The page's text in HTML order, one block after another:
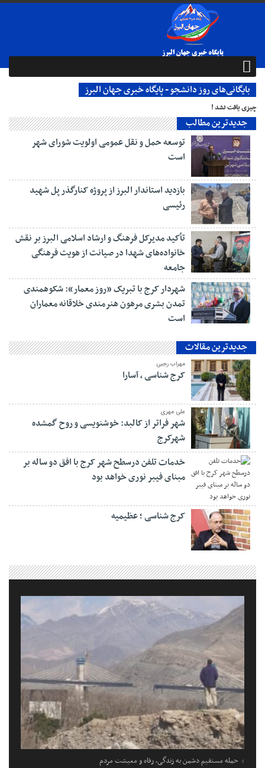
بایگانی‌های روز دانشجو - پایگاه خبری جهان البرز
چیزی یافت نشد !
جدیدترین مطالب
توسعه حمل و نقل عمومی اولویت شورای شهر
است
بازدید استاندار البرز از پروژه کنارگذر پل شهید
رئیسی
تأکید مدیرکل فرهنگ و ارشاد اسلامی البرز بر نقش
خانواده‌های شهدا در صیانت از هویت فرهنگی
جامعه
شهردار کرج با تبریک «روز معمار»: شکوهمندی
تمدن بشری مرهون هنرمندی خلاقانه معماران
است
جدیدترین مقالات
مهراب رجبی
کرج شناسی ، آسارا
علی مهری
شهر فراتر از کالبد: خوشنویسی و روح گمشده
شهرکرج
خدمات تلفن درسطح شهر کرج با افق دو ساله بر
مبنای فیبر نوری خواهد بود
کرج شناسی ؛ عظیمیه
حمله مستقیم دشمن به زندگی، رفاه و معیشت مردم